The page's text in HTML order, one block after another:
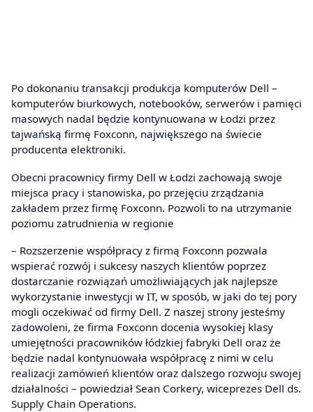
Po dokonaniu transakcji produkcja komputerów Dell –
komputerów biurkowych, notebooków, serwerów i pamięci
masowych nadal będzie kontynuowana w Łodzi przez
tajwańską firmę Foxconn, największego na świecie
producenta elektroniki.
Obecni pracownicy firmy Dell w Łodzi zachowają swoje
miejsca pracy i stanowiska, po przejęciu zrządzania
zakładem przez firmę Foxconn. Pozwoli to na utrzymanie
poziomu zatrudnienia w regionie
– Rozszerzenie współpracy z firmą Foxconn pozwala
wspierać rozwój i sukcesy naszych klientów poprzez
dostarczanie rozwiązań umożliwiających jak najlepsze
wykorzystanie inwestycji w IT, w sposób, w jaki do tej pory
mogli oczekiwać od firmy Dell. Z naszej strony jesteśmy
zadowoleni, że firma Foxconn docenia wysokiej klasy
umiejętności pracowników łódzkiej fabryki Dell oraz że
będzie nadal kontynuowała współpracę z nimi w celu
realizacji zamówień klientów oraz dalszego rozwoju swojej
działalności – powiedział Sean Corkery, wiceprezes Dell ds.
Supply Chain Operations.